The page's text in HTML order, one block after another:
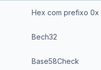
Hex com prefixo 0x
Bech32
Base58Check